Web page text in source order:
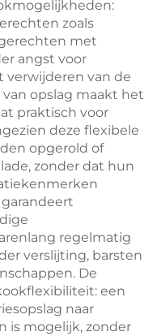
zoals
met
angst voor
verwijderen van de
opslag maakt het
praktisch voor
deze flexibele
opgerold of
zonder dat hun
regelmatig
verslijting, barsten
De
een
naar
is mogelijk, zonder